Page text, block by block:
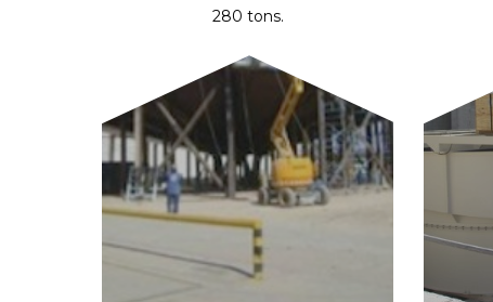
280 tons.